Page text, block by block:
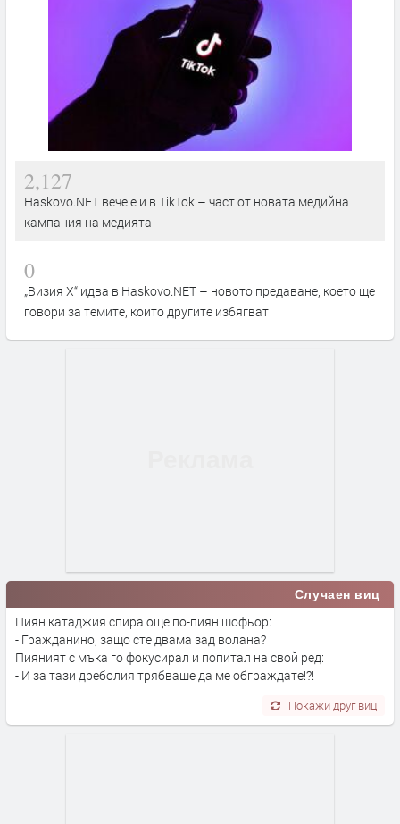
2,127
Haskovo.NET вече е и в TikTok – част от новата медийна
кампания на медията
0
„Визия Х“ идва в Haskovo.NET – новото предаване, което ще
говори за темите, които другите избягват
Случаен виц
Пиян катаджия спира още по-пиян шофьор:
- Гражданино, защо сте двама зад волана?
Пияният с мъка го фокусирал и попитал на свой ред:
- И за тази дреболия трябваше да ме обграждате!?!
Покажи друг виц